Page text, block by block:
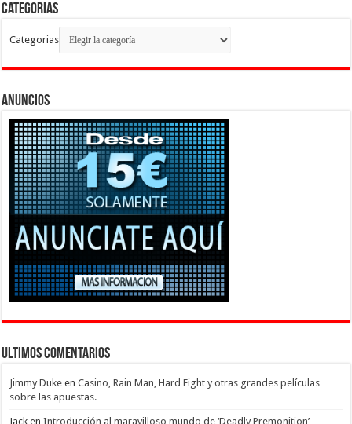
Categorias
Categorias
Anuncios
Ultimos Comentarios
Jimmy Duke enCasino, Rain Man, Hard Eight y otras grandes películas
sobre las apuestas.
Jack enIntroducción al maravilloso mundo de ‘Deadly Premonition’